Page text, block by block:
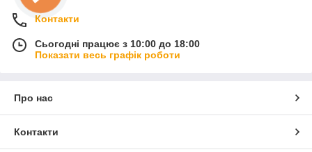
Контакти
Сьогодні працює з 10:00 до 18:00
Показати весь графік роботи
Про нас
Контакти